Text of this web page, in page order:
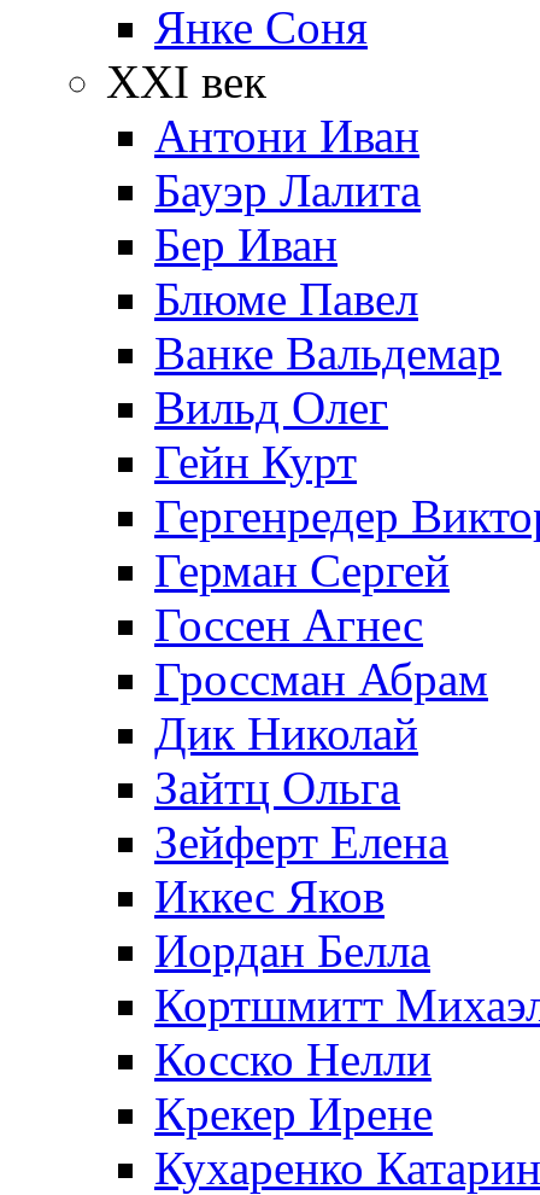
Янке Соня
XXI век
Антони Иван
Бауэр Лалита
Бер Иван
Блюме Павел
Ванке Вальдемар
Вильд Олег
Гейн Курт
Гергенредер
Герман Сергей
Госсен Агнес
Гроссман Абрам
Дик Николай
Зайтц Ольга
Зейферт Елена
Иккес Яков
Иордан Белла
Кортшмитт
Косско Нелли
Крекер Ирене
Кухаренко